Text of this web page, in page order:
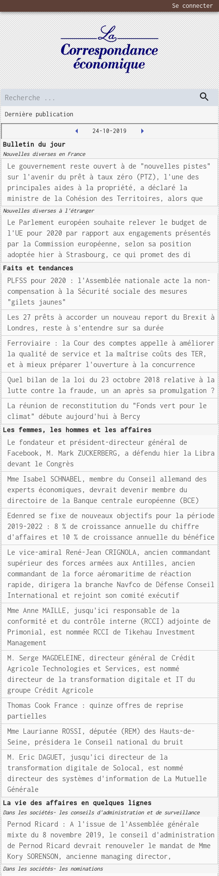
Se connecter
Dernière publication
24-10-2019
Bulletin du jour
Nouvelles diverses en France
Le gouvernement reste ouvert à de "nouvelles pistes"
sur l'avenir du prêt à taux zéro (PTZ), l'une des
principales aides à la propriété, a déclaré la
ministre de la Cohésion des Territoires, alors que
Nouvelles diverses à l'étranger
Le Parlement européen souhaite relever le budget de
l'UE pour 2020 par rapport aux engagements présentés
par la Commission européenne, selon sa position
adoptée hier à Strasbourg, ce qui promet des di
Faits et tendances
PLFSS pour 2020 : l'Assemblée nationale acte la non-
compensation à la Sécurité sociale des mesures
"gilets jaunes"
Les 27 prêts à accorder un nouveau report du Brexit à
Londres, reste à s'entendre sur sa durée
Ferroviaire : la Cour des comptes appelle à améliorer
la qualité de service et la maîtrise coûts des TER,
et à mieux préparer l'ouverture à la concurrence
Quel bilan de la loi du 23 octobre 2018 relative à la
lutte contre la fraude, un an après sa promulgation ?
La réunion de reconstitution du "Fonds vert pour le
climat" débute aujourd'hui à Bercy
Les femmes, les hommes et les affaires
Le fondateur et président-directeur général de
Facebook, M. Mark ZUCKERBERG, a défendu hier la Libra
devant le Congrès
Mme Isabel SCHNABEL, membre du Conseil allemand des
experts économiques, devrait devenir membre du
directoire de la Banque centrale européenne (BCE)
Edenred se fixe de nouveaux objectifs pour la période
2019-2022 : 8 % de croissance annuelle du chiffre
d'affaires et 10 % de croissance annuelle du bénéfice
Le vice-amiral René-Jean CRIGNOLA, ancien commandant
supérieur des forces armées aux Antilles, ancien
commandant de la force aéromaritime de réaction
rapide, dirigera la branche Navfco de Défense Conseil
International et rejoint son comité exécutif
Mme Anne MAILLE, jusqu'ici responsable de la
conformité et du contrôle interne (RCCI) adjointe de
Primonial, est nommée RCCI de Tikehau Investment
Management
M. Serge MAGDELEINE, directeur général de Crédit
Agricole Technologies et Services, est nommé
directeur de la transformation digitale et IT du
groupe Crédit Agricole
Thomas Cook France : quinze offres de reprise
partielles
Mme Laurianne ROSSI, députée (REM) des Hauts-de-
Seine, présidera le Conseil national du bruit
M. Eric DAGUET, jusqu'ici directeur de la
transformation digitale de Solocal, est nommé
directeur des systèmes d'information de La Mutuelle
Générale
La vie des affaires en quelques lignes
Dans les sociétés- les conseils d'administration et de surveillance
Pernod Ricard : A l'issue de l'Assemblée générale
mixte du 8 novembre 2019, le conseil d'administration
de Pernod Ricard devrait renouveler le mandat de Mme
Kory SORENSON, ancienne managing director,
Dans les sociétés- les nominations